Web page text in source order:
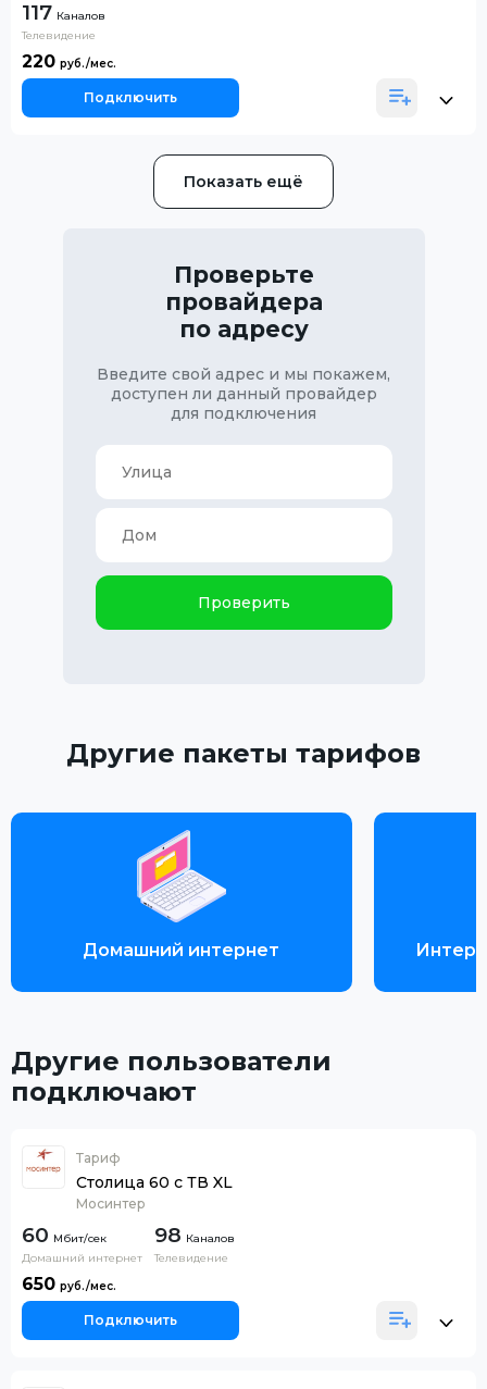
117 Каналов
Телевидение
220
Подключить
Показать ещё
Проверьте
провайдера
по адресу
Введите свой адрес и мы покажем,
доступен ли данный провайдер
для подключения
Проверить
Другие пакеты тарифов
Домашний интернет
Другие пользователи
подключают
Тариф
Столица 60 с ТВ XL
Мосинтер
60
Домашний интернет
98 Каналов
Телевидение
650
Подключить